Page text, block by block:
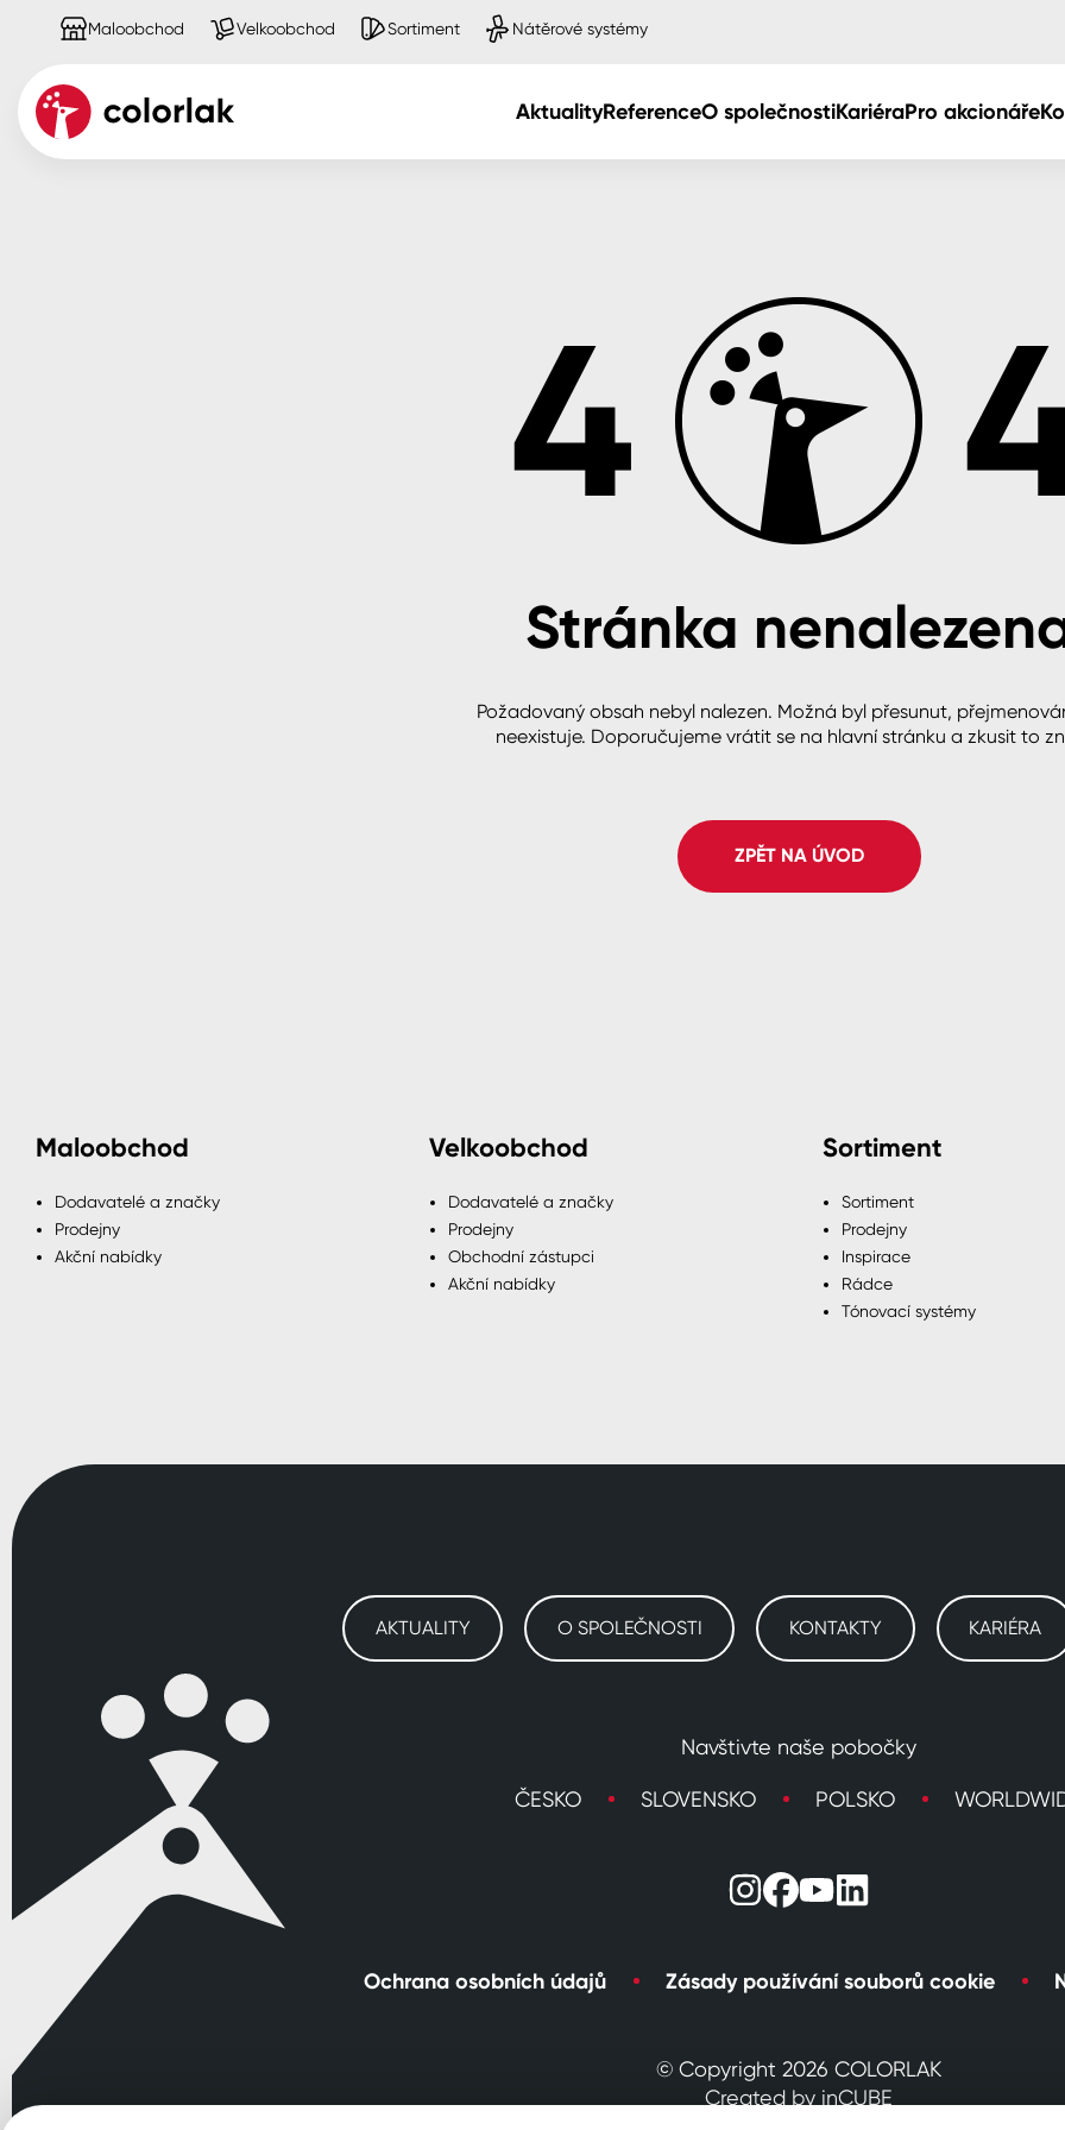
Maloobchod Velkoobchod Sortiment Nátěrové systémy
AktualityReferenceO společnostiKariéraPro akcionáře
Ředidla, tužidla, čističe, technickéStránka
Požadovaný obsah nebyl nalezen. Možná byl přesunut,
neexistuje. Doporučujeme vrátit se na hlavní stránku a zkusit to
ZPĚT NA ÚVOD
Maloobchod
Dodavatelé a značky
Prodejny
Akční nabídky
Velkoobchod
Dodavatelé a značky
Prodejny
Obchodní zástupci
Akční nabídky
Sortiment
Sortiment
Prodejny
Inspirace
Rádce
Tónovací systémy
AKTUALITY O SPOLEČNOSTI KONTAKTY KARIÉRA
Navštivte naše pobočky
ČESKO SLOVENSKO POLSKO
Ochrana osobních údajů Zásady používání souborů cookie
© Copyright 2026 COLORLAK
Created by inCUBE